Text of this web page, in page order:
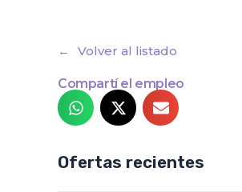
Volver al listado
Compartí el empleo
Ofertas recientes